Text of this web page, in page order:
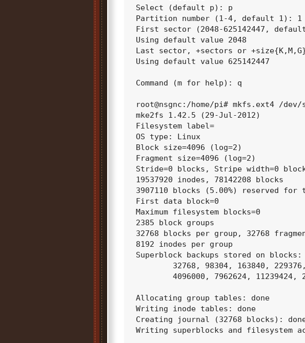
Select (default p): p
Partition number (1-4, default 1): 1
First sector (2048-625142447,
Using default value 2048
Last sector, +sectors or +size{K,M,G}
Using default value 625142447
Command (m for help): q
root@nsgnc:/home/pi# mkfs.ext4 /dev/
mke2fs 1.42.5 (29-Jul-2012)
Filesystem label=
OS type: Linux
Block size=4096 (log=2)
Fragment size=4096 (log=2)
Stride=0 blocks, Stripe width=0
19537920 inodes, 78142208 blocks
3907110 blocks (5.00%) reserved for
First data block=0
Maximum filesystem blocks=0
2385 block groups
32768 blocks per group, 32768
8192 inodes per group
Superblock backups stored on blocks:
32768, 98304, 163840,
4096000, 7962624, 11239424,
Allocating group tables: done
Writing inode tables: done
Creating journal (32768 blocks):
Writing superblocks and filesystem